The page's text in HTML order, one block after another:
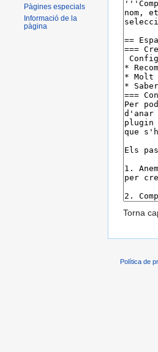
Torna
Pàgines especials
Informació de la
pàgina
Política de